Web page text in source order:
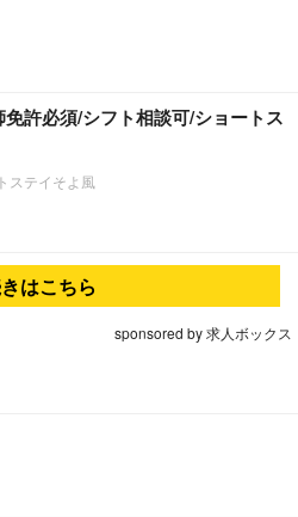
免許必須/シフト相談可/ショートス
ステイそよ風
はこちら
sponsored by 求人ボックス